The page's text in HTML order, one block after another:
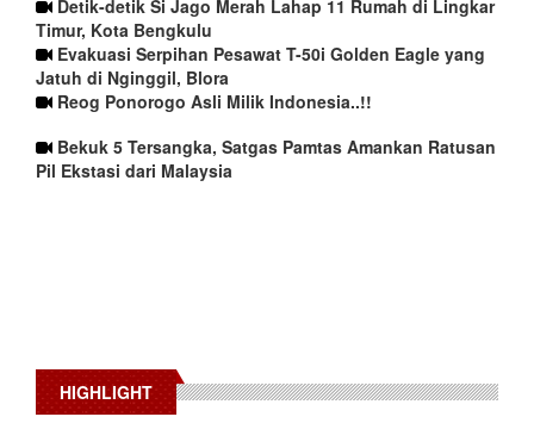
Detik-detik Si Jago Merah Lahap 11 Rumah di Lingkar
Timur, Kota Bengkulu
Evakuasi Serpihan Pesawat T-50i Golden Eagle yang
Jatuh di Nginggil, Blora
Reog Ponorogo Asli Milik Indonesia..!!
Bekuk 5 Tersangka, Satgas Pamtas Amankan Ratusan
Pil Ekstasi dari Malaysia
HIGHLIGHT